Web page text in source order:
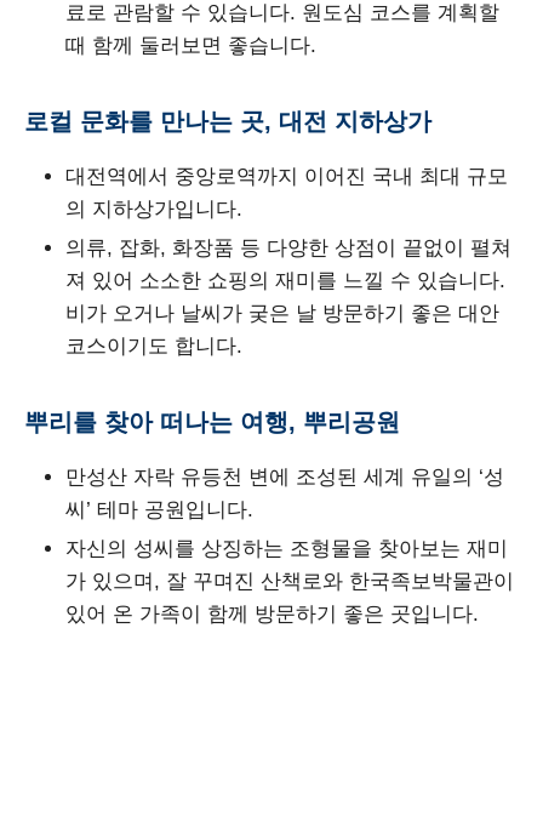
료로 관람할 수 있습니다. 원도심 코스를 계획할
때 함께 둘러보면 좋습니다.
로컬 문화를 만나는 곳, 대전 지하상가
대전역에서 중앙로역까지 이어진 국내 최대 규모
의 지하상가입니다.
의류, 잡화, 화장품 등 다양한 상점이 끝없이 펼쳐
져 있어 소소한 쇼핑의 재미를 느낄 수 있습니다.
비가 오거나 날씨가 궂은 날 방문하기 좋은 대안
코스이기도 합니다.
뿌리를 찾아 떠나는 여행, 뿌리공원
만성산 자락 유등천 변에 조성된 세계 유일의 ‘성
씨’ 테마 공원입니다.
자신의 성씨를 상징하는 조형물을 찾아보는 재미
가 있으며, 잘 꾸며진 산책로와 한국족보박물관이
있어 온 가족이 함께 방문하기 좋은 곳입니다.